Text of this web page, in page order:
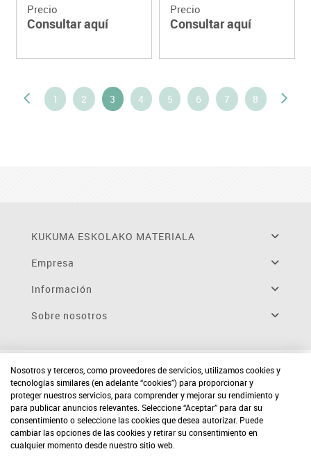
Precio
Consultar aquí
Precio
Consultar aquí
1 2 3 4 5 6 7 8
KUKUMA ESKOLAKO MATERIALA
Empresa
Información
Sobre nosotros
Nosotros y terceros, como proveedores de servicios, utilizamos cookies y
tecnologías similares (en adelante “cookies”) para proporcionar y
proteger nuestros servicios, para comprender y mejorar su rendimiento y
para publicar anuncios relevantes. Seleccione “Aceptar” para dar su
consentimiento o seleccione las cookies que desea autorizar. Puede
cambiar las opciones de las cookies y retirar su consentimiento en
cualquier momento desde nuestro sitio web.